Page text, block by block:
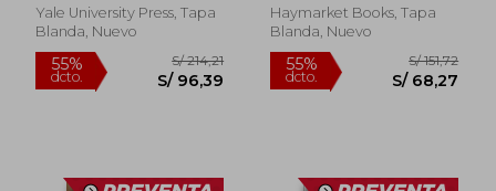
Yale University Press, Tapa
Blanda, Nuevo
Haymarket Books, Tapa
Blanda, Nuevo